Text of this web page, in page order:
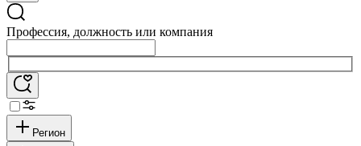
Профессия, должность или компания
Регион